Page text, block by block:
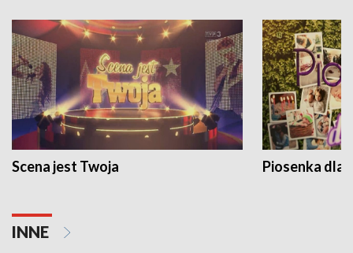
Scena jest Twoja Piosenka dla
INNE